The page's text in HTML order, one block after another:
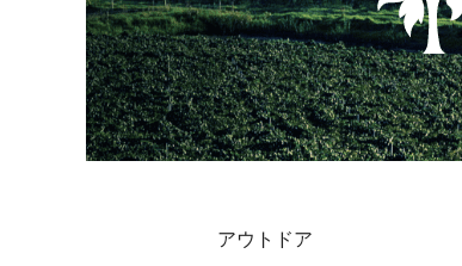
アウトドア